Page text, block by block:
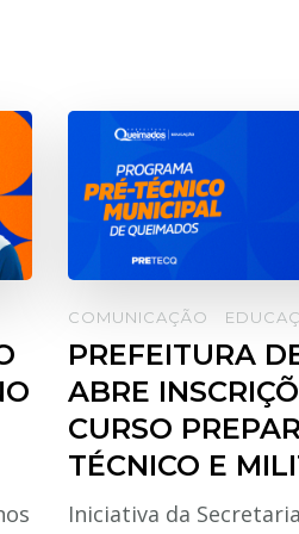
COMUNICAÇÃO
PREFEITURA
ABRE
CURSO
TÉCNICO E
Iniciativa da